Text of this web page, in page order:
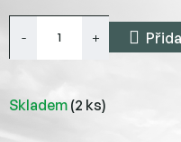
Skladem (2 ks)